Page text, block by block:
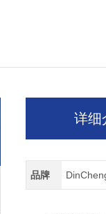
详细
品牌